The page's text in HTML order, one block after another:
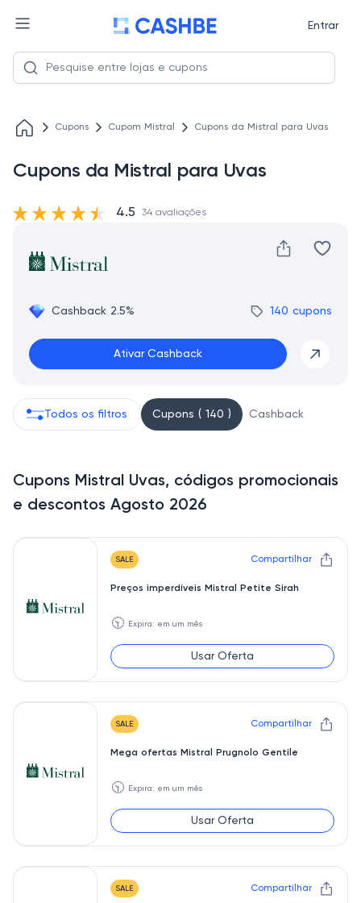
Entrar
Cupons Cupom Mistral Cupons da Mistral para Uvas
Cupons da Mistral para Uvas
Cashback 2.5% 140 cupons
Ativar Cashback
4.5 34 avaliações
Todos os filtros Cupons ( 140 ) Cashback
Cupons Mistral Uvas, códigos promocionais
e descontos Agosto 2026
SALE Compartilhar
Preços imperdíveis Mistral Petite Sirah
🕥 Expira: em um mês
Usar Oferta
SALE Compartilhar
Mega ofertas Mistral Prugnolo Gentile
🕥 Expira: em um mês
Usar Oferta
SALE Compartilhar